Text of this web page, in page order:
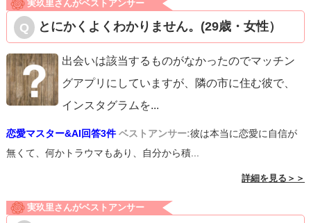
実玖里さんがベストアンサー
とにかくよくわかりません。(29歳・女性）
出会いは該当するものがなかったのでマッチン
グアプリにしていますが、隣の市に住む彼で、
インスタグラムを...
恋愛マスター&AI回答3件 ベストアンサー:彼は本当に恋愛に自信が
無くて、何かトラウマもあり、自分から積...
詳細を見る＞＞
実玖里さんがベストアンサー